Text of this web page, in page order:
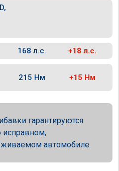
168 л.с. +18 л.с.
215 Нм +15 Нм
гарантируются
исправном,
автомобиле.